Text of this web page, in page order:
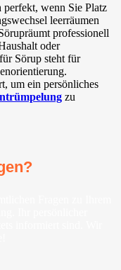
perfekt, wenn Sie Platz
leerräumen
professionell
oder
Sörup steht für
um ein persönliches
zu